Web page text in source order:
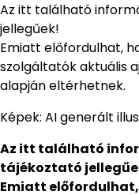
Az itt található
jellegűek!
Emiatt előfordulhat,
szolgáltatók aktuális
alapján eltérhetnek.
Képek: AI generált
Az itt található
tájékoztató
Emiatt